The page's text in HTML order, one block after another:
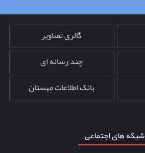
گالری تصاویر
چند رسانه ای
بانک اطلاعات مِهستان
شبکه های اجتماعی